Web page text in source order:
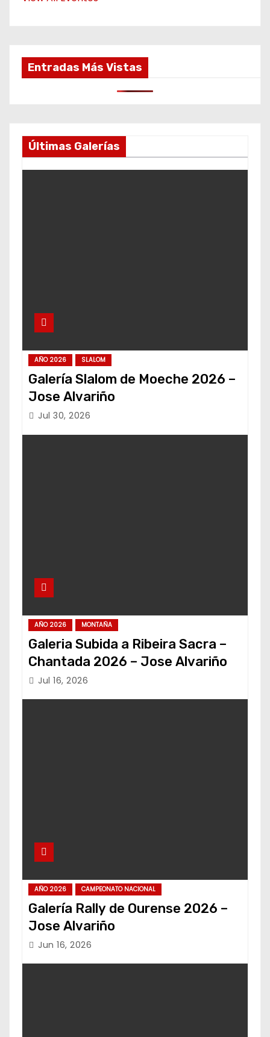
Entradas Más Vistas
Últimas Galerías
AÑO 2026 SLALOM
Galería Slalom de Moeche 2026 –
Jose Alvariño
Jul 30, 2026
AÑO 2026 MONTAÑA
Galeria Subida a Ribeira Sacra –
Chantada 2026 – Jose Alvariño
Jul 16, 2026
AÑO 2026 CAMPEONATO NACIONAL
Galería Rally de Ourense 2026 –
Jose Alvariño
Jun 16, 2026